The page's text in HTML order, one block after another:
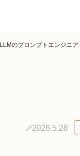
LLMのプロンプトエンジニ
2026.5.28